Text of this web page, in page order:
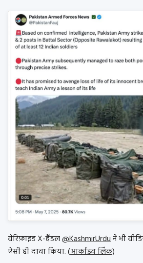
वेरिफ़ाइड X-हैंडल@KashmirUrduने भी
ऐसी ही दावा किया. (आर्काइव लिंक)